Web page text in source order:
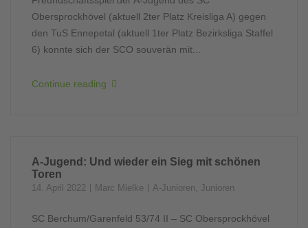
Obersprockhövel (aktuell 2ter Platz Kreisliga A) gegen
den TuS Ennepetal (aktuell 1ter Platz Bezirksliga Staffel
6) konnte sich der SCO souverän mit...
Continue reading
A-Jugend: Und wieder ein Sieg mit schönen
Toren
14. April 2022 Marc Mielke A-Junioren, Junioren
SC Berchum/Garenfeld 53/74 II – SC Obersprockhövel